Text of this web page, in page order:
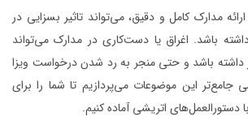
مدارک کامل و دقیق، می‌تواند تاثیر بسزایی در
باشد. اغراق یا دست‌کاری در مدارک می‌تواند
داشته باشد و حتی منجر به رد شدن درخواست ویزا
جامع‌تر این موضوعات می‌پردازیم تا شما را برای
دستورالعمل‌های اتریشی آماده کنیم.